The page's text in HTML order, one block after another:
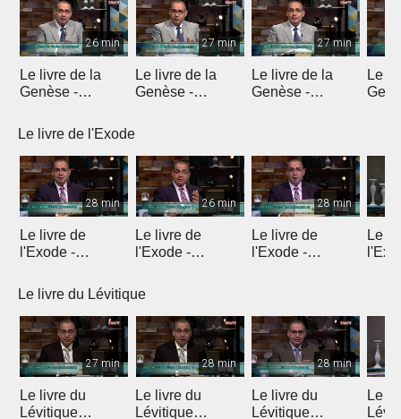
26 min
Le livre de la
Genèse -
27 min
Le livre de la
Genèse -
27 min
Le livre de la
Genèse -
Le
Le livre de l'Exode
28 min
Le livre de
l'Exode -
26 min
Le livre de
l'Exode -
28 min
Le livre de
l'Exode -
Le
Le livre du Lévitique
27 min
Le livre du
Lévitique
28 min
Le livre du
Lévitique
28 min
Le livre du
Lévitique
Le